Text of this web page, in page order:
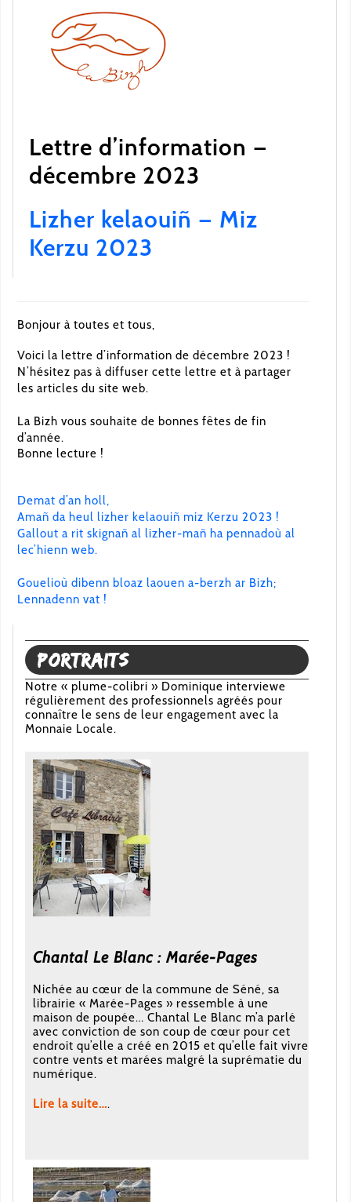
Lettre d’information —
décembre 2023
Lizher kelaouiñ — Miz
Kerzu 2023
Bonjour à toutes et tous,
Voici la lettre d’information de décembre 2023 !
N’hésitez pas à diffuser cette lettre et à partager
les articles du site web.
La Bizh vous souhaite de bonnes fêtes de fin
d’année.
Bonne lecture !
Demat d’an holl,
Amañ da heul lizher kelaouiñ miz Kerzu 2023 !
Gallout a rit skignañ al lizher-mañ ha pennadoù al
lec’hienn web.
Gouelioù dibenn bloaz laouen a-berzh ar Bizh;
Lennadenn vat !
Portraits
Notre « plume-colibri » Dominique interviewe
régulièrement des professionnels agréés pour
connaître le sens de leur engagement avec la
Monnaie Locale.
Chantal Le Blanc : Marée-Pages
Nichée au cœur de la commune de Séné, sa
librairie « Marée-Pages » ressemble à une
maison de poupée… Chantal Le Blanc m’a parlé
avec conviction de son coup de cœur pour cet
endroit qu’elle a créé en 2015 et qu’elle fait vivre
contre vents et marées malgré la suprématie du
numérique.
Lire la suite….